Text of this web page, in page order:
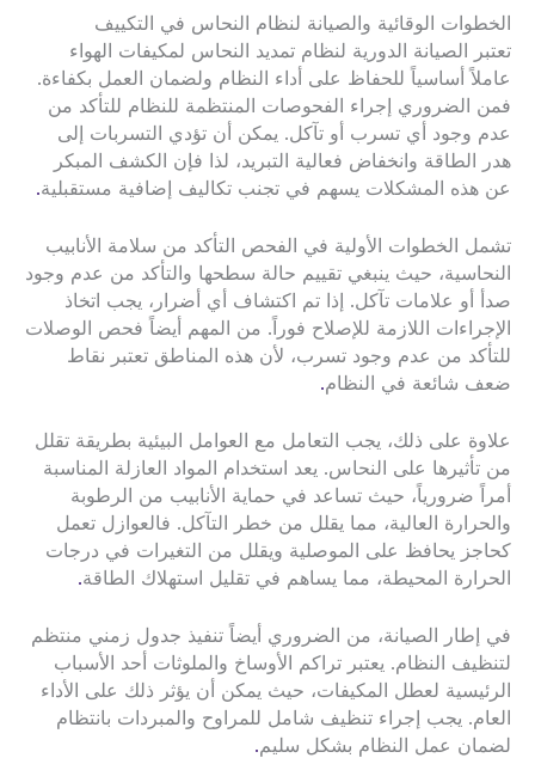
الخطوات الوقائية والصيانة لنظام النحاس في التكييف
تعتبر الصيانة الدورية لنظام تمديد النحاس لمكيفات الهواء
عاملاً أساسياً للحفاظ على أداء النظام ولضمان العمل بكفاءة.
فمن الضروري إجراء الفحوصات المنتظمة للنظام للتأكد من
عدم وجود أي تسرب أو تآكل. يمكن أن تؤدي التسربات إلى
هدر الطاقة وانخفاض فعالية التبريد، لذا فإن الكشف المبكر
عن هذه المشكلات يسهم في تجنب تكاليف إضافية مستقبلية.
تشمل الخطوات الأولية في الفحص التأكد من سلامة الأنابيب
النحاسية، حيث ينبغي تقييم حالة سطحها والتأكد من عدم وجود
صدأ أو علامات تآكل. إذا تم اكتشاف أي أضرار، يجب اتخاذ
الإجراءات اللازمة للإصلاح فوراً. من المهم أيضاً فحص الوصلات
للتأكد من عدم وجود تسرب، لأن هذه المناطق تعتبر نقاط
ضعف شائعة في النظام.
علاوة على ذلك، يجب التعامل مع العوامل البيئية بطريقة تقلل
من تأثيرها على النحاس. يعد استخدام المواد العازلة المناسبة
أمراً ضرورياً، حيث تساعد في حماية الأنابيب من الرطوبة
والحرارة العالية، مما يقلل من خطر التآكل. فالعوازل تعمل
كحاجز يحافظ على الموصلية ويقلل من التغيرات في درجات
الحرارة المحيطة، مما يساهم في تقليل استهلاك الطاقة.
في إطار الصيانة، من الضروري أيضاً تنفيذ جدول زمني منتظم
لتنظيف النظام. يعتبر تراكم الأوساخ والملوثات أحد الأسباب
الرئيسية لعطل المكيفات، حيث يمكن أن يؤثر ذلك على الأداء
العام. يجب إجراء تنظيف شامل للمراوح والمبردات بانتظام
لضمان عمل النظام بشكل سليم.